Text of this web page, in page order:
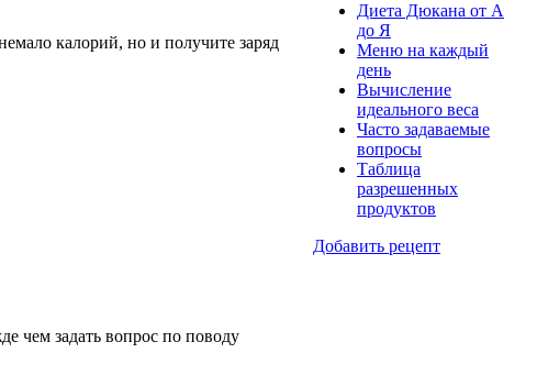
калорий, но и получите заряд
чем задать вопрос по поводу
Диета Дюкана от А
до Я
Меню на каждый
день
Вычисление
идеального веса
Часто задаваемые
вопросы
Таблица
разрешенных
продуктов
Добавить рецепт